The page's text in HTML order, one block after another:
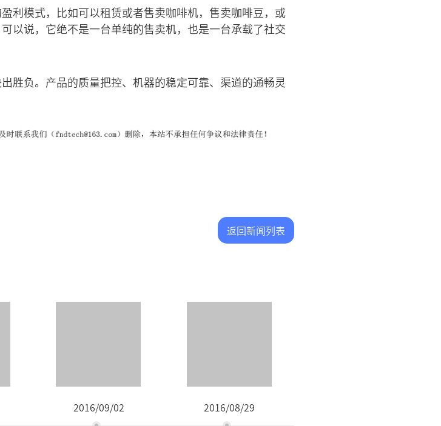
利模式，比如可以租赁或者售卖咖啡机，售卖咖啡豆，或
以说，它绝不是一台单纯的售卖机，也是一台承载了社交
胜负。产品的质量把控、机器的稳定可靠、渠道的通畅灵
返回新闻列表
2016/09/02 2016/08/29